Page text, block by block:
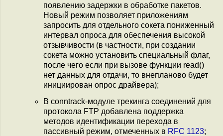
появлению задержки в обработке пакетов.
Новый режим позволяет приложениям
запросить для отдельного сокета пониженный
интервал опроса для обеспечения высокой
отзывчивости (в частности, при создании
сокета можно установить специальный флаг,
после чего если при вызове функции read()
нет данных для отдачи, то внепланово будет
инициирован опрос драйвера);
В conntrack-модуле трекинга соединений для
протокола FTP добавлена поддержка
методов идентификации перехода в
пассивный режим, отмеченных в RFC 1123;